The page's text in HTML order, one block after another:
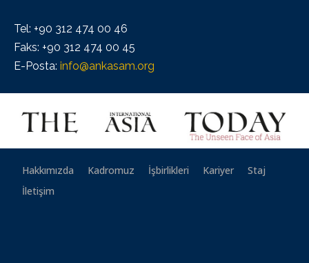
Tel: +90 312 474 00 46
Faks: +90 312 474 00 45
E-Posta: info@ankasam.org
Hakkımızda Kadromuz İşbirlikleri Kariyer
Staj
İletişim